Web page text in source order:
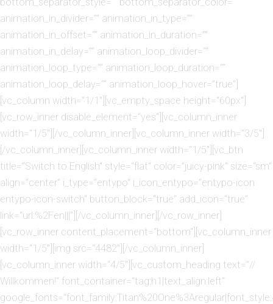
animation_in_divider=““ animation_in_type=““
animation_in_offset=““ animation_in_duration=““
animation_in_delay=““ animation_loop_divider=““
animation_loop_type=““ animation_loop_duration=““
animation_loop_delay=““ animation_loop_hover=“true“]
[vc_column width=“1/1″][vc_empty_space height=“60px“]
[vc_row_inner disable_element=“yes“][vc_column_inner
width=“1/5″][/vc_column_inner][vc_column_inner width=“3/5″]
[/vc_column_inner][vc_column_inner width=“1/5″][vc_btn
title=“Switch to English“ style=“flat“ color=“juicy-pink“ size=“sm“
align=“center“ i_type=“entypo“ i_icon_entypo=“entypo-icon
entypo-icon-switch“ button_block=“true“ add_icon=“true“
link=“url:%2Fen|||“][/vc_column_inner][/vc_row_inner]
[vc_row_inner content_placement=“bottom“][vc_column_inner
width=“1/5″][img src=“4482″][/vc_column_inner]
[vc_column_inner width=“4/5″][vc_custom_heading text=“//
Willkommen!“ font_container=“tag:h1|text_align:left“